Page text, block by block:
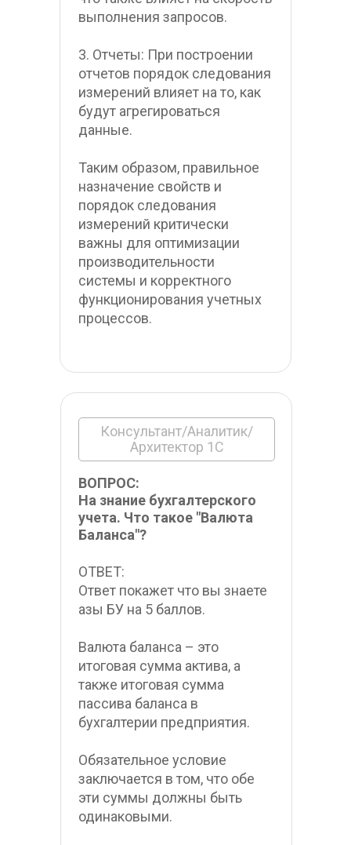
Консультант/Аналитик/
Архитектор 1С
выполнения запросов.
3. Отчеты: При построении
отчетов порядок следования
измерений влияет на то, как
будут агрегироваться
данные.
Таким образом, правильное
назначение свойств и
порядок следования
измерений критически
важны для оптимизации
производительности
системы и корректного
функционирования учетных
процессов.
ВОПРОС:
На знание бухгалтерского
учета. Что такое "Валюта
Баланса"?
ОТВЕТ:
Ответ покажет что вы знаете
азы БУ на 5 баллов.
Валюта баланса – это
итоговая сумма актива, а
также итоговая сумма
пассива баланса в
бухгалтерии предприятия.
Обязательное условие
заключается в том, что обе
эти суммы должны быть
одинаковыми.